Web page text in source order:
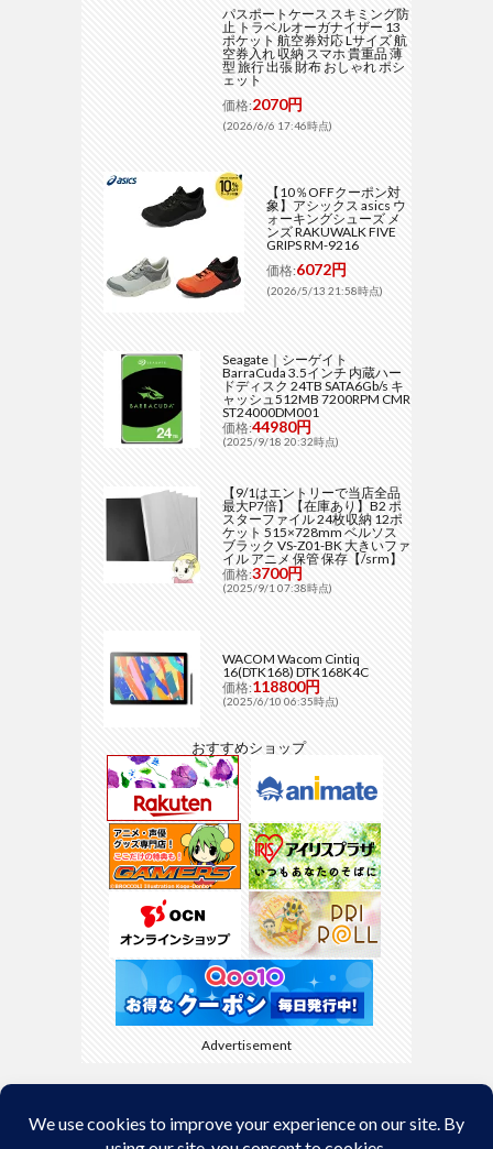
パスポートケース スキミング防
止 トラベルオーガナイザー 13
ポケット 航空券対応 Lサイズ 航
空券入れ 収納 スマホ 貴重品 薄
型 旅行 出張 財布 おしゃれ ポシ
ェット
価格:2070円
(2026/6/6 17:46時点)
【10％OFFクーポン対
象】アシックス asics ウ
ォーキングシューズ メ
ンズ RAKUWALK FIVE
GRIPS RM-9216
価格:6072円
(2026/5/13 21:58時点)
Seagate｜シーゲイト
BarraCuda 3.5インチ 内蔵ハー
ドディスク 24TB SATA6Gb/s キ
ャッシュ512MB 7200RPM CMR
ST24000DM001
価格:44980円
(2025/9/18 20:32時点)
【9/1はエントリーで当店全品
最大P7倍】【在庫あり】B2 ポ
スターファイル 24枚収納 12ポ
ケット 515×728mm ベルソス
ブラック VS-Z01-BK 大きいファ
イル アニメ 保管 保存【/srm】
価格:3700円
(2025/9/1 07:38時点)
WACOM Wacom Cintiq
16(DTK168) DTK168K4C
価格:118800円
(2025/6/10 06:35時点)
おすすめショップ
Advertisement